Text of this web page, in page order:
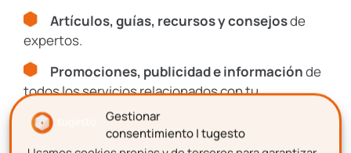
Gestionar
consentimiento | tugesto
Correo electrónico
Aceptación de términos y
condiciones
Artículos, guías, recursos y consejosde
expertos.
Promociones, publicidad e informaciónde
todos los servicios relacionados con tu
emprendimiento.